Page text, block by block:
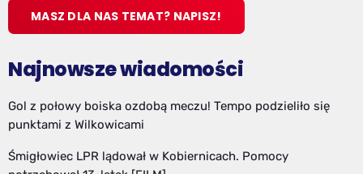
MASZ DLA NAS TEMAT? NAPISZ!
Najnowsze wiadomości
Gol z połowy boiska ozdobą meczu! Tempo podzieliło się
punktami z Wilkowicami
Śmigłowiec LPR lądował w Kobiernicach. Pomocy